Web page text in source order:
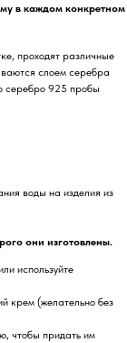
в каждом конкретном
проходят различные
слоем серебра
серебро 925 пробы
воды на изделия из
они изготовлены.
используйте
крем (желательно без
чтобы придать им